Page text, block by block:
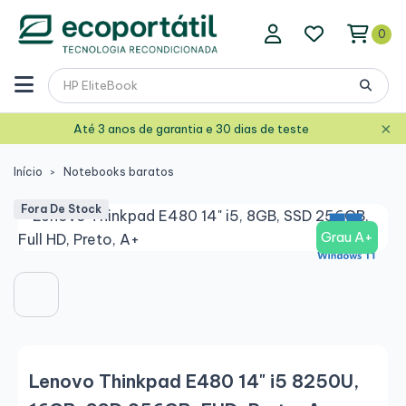
0
Até 3 anos de garantia e 30 dias de teste ×
Início Notebooks baratos
Grau A+
Fora De Stock
Lenovo Thinkpad E480 14" i5 8250U,